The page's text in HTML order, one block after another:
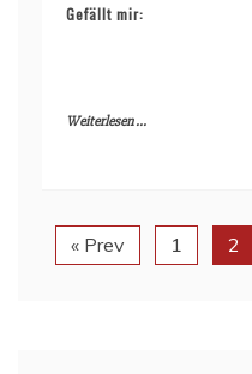
Gefällt mir:
Weiterlesen ...
« Prev 1 2